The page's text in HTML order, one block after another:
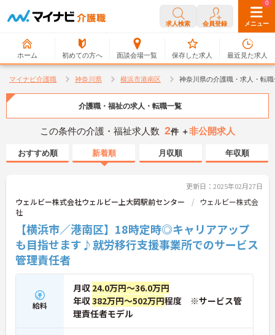
求人検索 会員登録 メニュー
ホーム 初めての方へ 面談会場一覧
0
保存した求人
0
最近見た求人
マイナビ介護職 神奈川県 横浜市港南区 神奈川県の介護職・求人・転職
介護職・福祉の求人・転職一覧
この条件の介護・福祉求人数 2件 ＋非公開求人
おすすめ順 新着順 月収順 年収順
更新日：2025年02月27日
ウェルビー株式会社ウェルビー上大岡駅前センター
ウェルビー株式会
社
【横浜市／港南区】18時定時◎キャリアアップ
も目指せます♪就労移行支援事業所でのサービス
管理責任者
給料
月収 24.0万円～36.0万円
年収382万円～502万円程度 ※サービス管
理責任者モデル